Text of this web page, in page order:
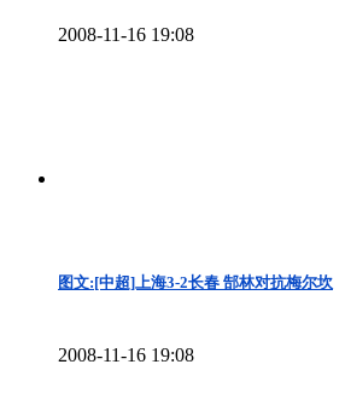
2008-11-16 19:08
图文:[中超]上海3-2长春 郜林对抗梅尔坎
2008-11-16 19:08